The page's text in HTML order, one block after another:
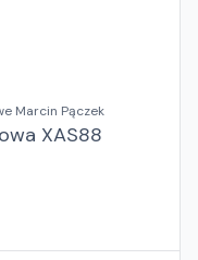
Marcin Pączek
XAS88